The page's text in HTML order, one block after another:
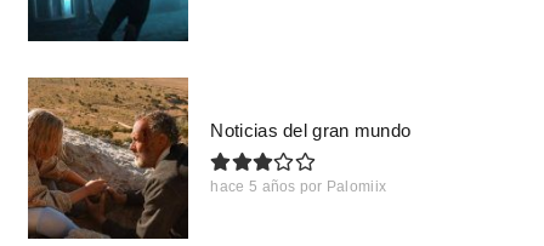
Noticias del gran mundo
hace 5 años por Palomiix